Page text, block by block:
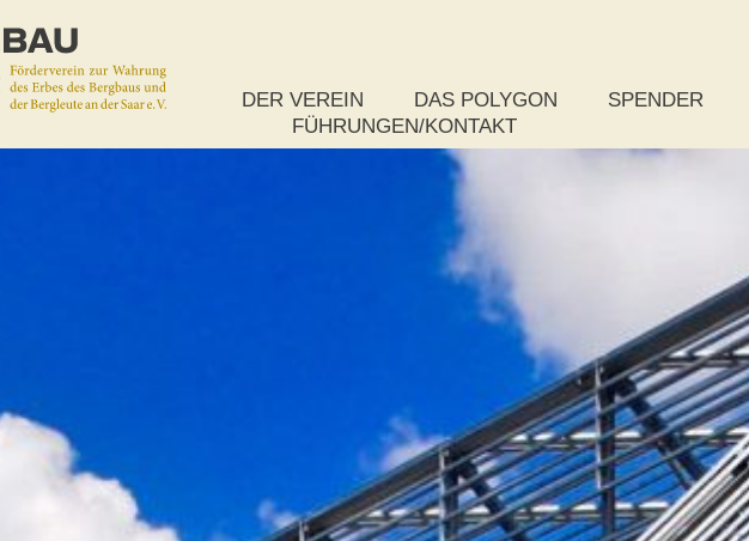
DER VEREIN DAS POLYGON
Rundflug
Was ist ein Polygon?
Zahlen, Daten und Fakten
Chronik zum Bau
Auszeichnungen
Wettbewerb
Projektsteuerung – Rückschau
SPENDER
So spenden Sie
Weitere Spender
FÜHRUNGEN/KONTAKT